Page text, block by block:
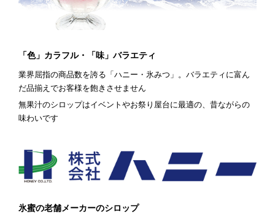
「色」カラフル・「味」バラエティ
業界屈指の商品数を誇る「ハニー・氷みつ」。バラエティに富ん
だ品揃えでお客様を飽きさせません
無果汁のシロップはイベントやお祭り屋台に最適の、昔ながらの
味わいです
氷蜜の老舗メーカーのシロップ